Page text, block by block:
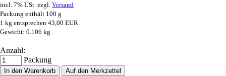
incl. 7% USt. zzgl. Versand
Packung enthält 100 g
1 kg entsprechen 43,00 EUR
Gewicht: 0.106 kg
Anzahl:
Packung
In den Warenkorb Auf den Merkzettel